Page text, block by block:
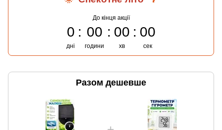
До кінця акції
0
дні
00
години
00
хв
00
сек
Разом дешевше